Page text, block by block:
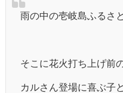
雨の中の壱岐島ふるさ
そこに花火打ち上げ前
カルさん登場に喜ぶ子